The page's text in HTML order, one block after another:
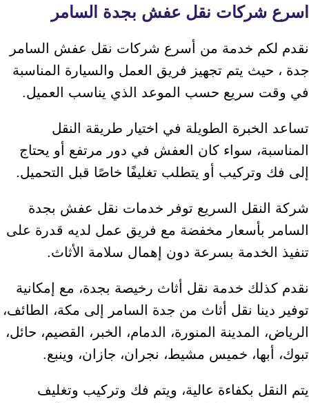
اسرع شركات نقل عفش بجدة السامر
نقدم لكم خدمة من أسرع شركات نقل عفش السامر
جدة ، حيث يتم تجهيز فريق العمل والسيارة المناسبة
في وقت سريع حسب الموعد الذي يناسب العميل.
تساعد الخبرة الطويلة في اختيار طريقة النقل
المناسبة، سواء كان العفش في دور مرتفع أو يحتاج
إلى فك وتركيب أو يتطلب تغليفًا خاصًا قبل التحميل.
شركة النقل السريع توفر خدمات نقل عفش بجدة
السامر بأسعار مخفضة مع فريق عمل لديه قدرة على
تنفيذ الخدمة بسرعة دون إهمال سلامة الأثاث.
نقدم كذلك خدمة نقل أثاث رخيصة بجدة، مع إمكانية
توفير دينا نقل أثاث من جدة السامر إلى مكة، الطائف،
الرياض، المدينة المنورة، الدمام، الخبر، القصيم، حائل،
تبوك، أبها، خميس مشيط، نجران، جازان، وينبع.
يتم النقل بكفاءة عالية، ويتم فك وتركيب وتغليف